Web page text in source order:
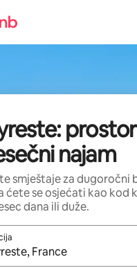
najam
smještaje za dugoročni
ćete se osjećati kao kod
dana ili duže.
rezultati dostupni, možete